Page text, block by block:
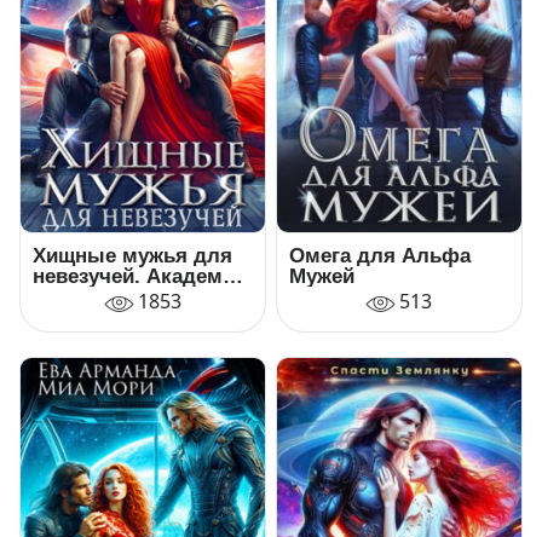
Хищные мужья для
невезучей. Академия
Псиоников1853
Омега для Альфа
Мужей
513